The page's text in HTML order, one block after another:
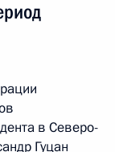
в Северо-
Гуцан